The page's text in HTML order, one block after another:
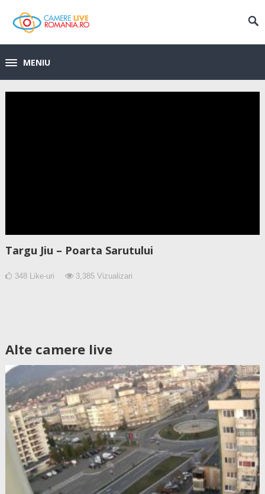
MENIU
Targu Jiu – Poarta Sarutului
348 Like-uri 3,385Vizualizari
Alte camere live